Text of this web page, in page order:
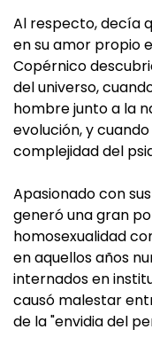
Al respecto, decía
en su amor propio
Copérnico
del universo,
hombre junto a la
evolución, y
complejidad del
Apasionado con
generó una gran
homosexualidad
en aquellos años
internados en
causó malestar
de la "envidia del